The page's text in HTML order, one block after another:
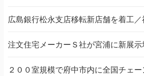
広島銀行松永支店移転新店舗を着工／
注文住宅メーカーＳ社が宮浦に新展
２００室規模で府中市内に全国チェ